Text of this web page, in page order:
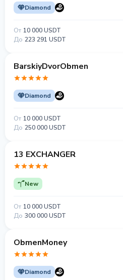
Diamond
От 10 000 USDT
До 223 291 USDT
BarskiyDvorObmen
Diamond
От 10 000 USDT
До 250 000 USDT
13 EXCHANGER
New
От 10 000 USDT
До 300 000 USDT
ObmenMoney
Diamond